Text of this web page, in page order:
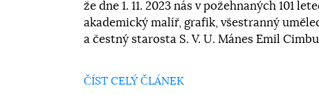
že dne 1. 11. 2023 nás v požehnaných 101
akademický malíř, grafik, všestranný
a čestný starosta S. V. U. Mánes Emil
ČÍST CELÝ ČLÁNEK